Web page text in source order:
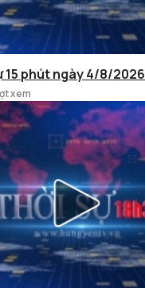
15 phút ngày 4/8/2026
xem